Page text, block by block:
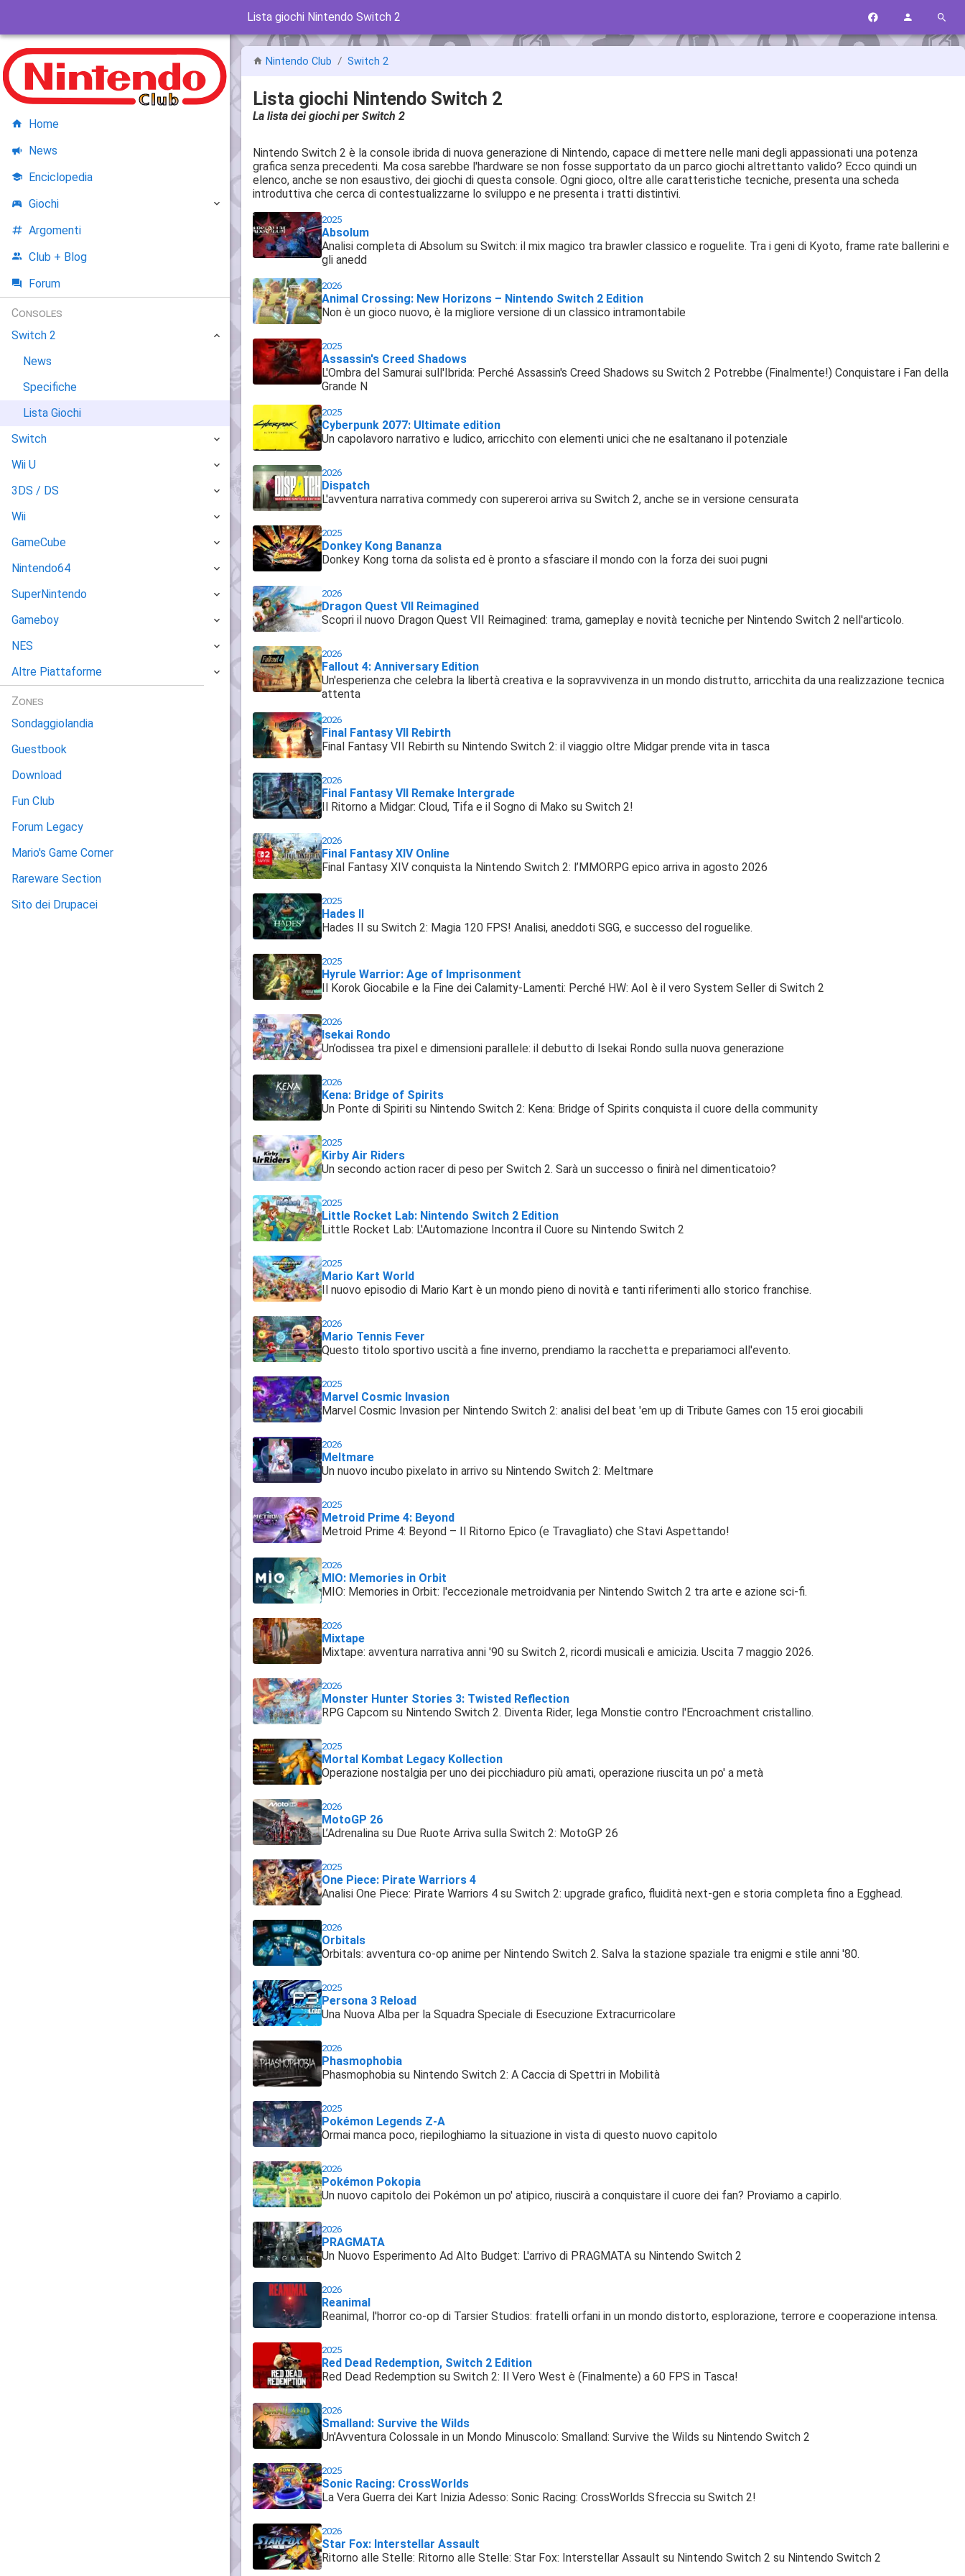
Lista giochi Nintendo Switch 2
Nintendo Club Switch 2
Lista giochi Nintendo Switch 2
La lista dei giochi per Switch 2
Nintendo Switch 2 è la console ibrida di nuova generazione di Nintendo, capace di mettere nelle mani degli appassionati una potenza
grafica senza precedenti. Ma cosa sarebbe l'hardware se non fosse supportato da un parco giochi altrettanto valido? Ecco quindi un
elenco, anche se non esaustivo, dei giochi di questa console. Ogni gioco, oltre alle caratteristiche tecniche, presenta una scheda
introduttiva che cerca di contestualizzarne lo sviluppo e ne presenta i tratti distintivi.
2025
Absolum
Analisi completa di Absolum su Switch: il mix magico tra brawler classico e roguelite. Tra i geni di Kyoto, frame rate ballerini e
gli anedd
2026
Animal Crossing: New Horizons – Nintendo Switch 2 Edition
Non è un gioco nuovo, è la migliore versione di un classico intramontabile
2025
Assassin's Creed Shadows
L'Ombra del Samurai sull'Ibrida: Perché Assassin's Creed Shadows su Switch 2 Potrebbe (Finalmente!) Conquistare i Fan della
Grande N
2025
Cyberpunk 2077: Ultimate edition
Un capolavoro narrativo e ludico, arricchito con elementi unici che ne esaltanano il potenziale
2026
Dispatch
L'avventura narrativa commedy con supereroi arriva su Switch 2, anche se in versione censurata
2025
Donkey Kong Bananza
Donkey Kong torna da solista ed è pronto a sfasciare il mondo con la forza dei suoi pugni
2026
Dragon Quest VII Reimagined
Scopri il nuovo Dragon Quest VII Reimagined: trama, gameplay e novità tecniche per Nintendo Switch 2 nell'articolo.
2026
Fallout 4: Anniversary Edition
Un'esperienza che celebra la libertà creativa e la sopravvivenza in un mondo distrutto, arricchita da una realizzazione tecnica
attenta
2026
Final Fantasy VII Rebirth
Final Fantasy VII Rebirth su Nintendo Switch 2: il viaggio oltre Midgar prende vita in tasca
2026
Final Fantasy VII Remake Intergrade
Il Ritorno a Midgar: Cloud, Tifa e il Sogno di Mako su Switch 2!
2026
Final Fantasy XIV Online
Final Fantasy XIV conquista la Nintendo Switch 2: l’MMORPG epico arriva in agosto 2026
2025
Hades II
Hades II su Switch 2: Magia 120 FPS! Analisi, aneddoti SGG, e successo del roguelike.
2025
Hyrule Warrior: Age of Imprisonment
Il Korok Giocabile e la Fine dei Calamity-Lamenti: Perché HW: AoI è il vero System Seller di Switch 2
2026
Isekai Rondo
Un’odissea tra pixel e dimensioni parallele: il debutto di Isekai Rondo sulla nuova generazione
2026
Kena: Bridge of Spirits
Un Ponte di Spiriti su Nintendo Switch 2: Kena: Bridge of Spirits conquista il cuore della community
2025
Kirby Air Riders
Un secondo action racer di peso per Switch 2. Sarà un successo o finirà nel dimenticatoio?
2025
Little Rocket Lab: Nintendo Switch 2 Edition
Little Rocket Lab: L'Automazione Incontra il Cuore su Nintendo Switch 2
2025
Mario Kart World
Il nuovo episodio di Mario Kart è un mondo pieno di novità e tanti riferimenti allo storico franchise.
2026
Mario Tennis Fever
Questo titolo sportivo uscità a fine inverno, prendiamo la racchetta e prepariamoci all'evento.
2025
Marvel Cosmic Invasion
Marvel Cosmic Invasion per Nintendo Switch 2: analisi del beat 'em up di Tribute Games con 15 eroi giocabili
2026
Meltmare
Un nuovo incubo pixelato in arrivo su Nintendo Switch 2: Meltmare
2025
Metroid Prime 4: Beyond
Metroid Prime 4: Beyond – Il Ritorno Epico (e Travagliato) che Stavi Aspettando!
2026
MIO: Memories in Orbit
MIO: Memories in Orbit: l'eccezionale metroidvania per Nintendo Switch 2 tra arte e azione sci-fi.
2026
Mixtape
Mixtape: avventura narrativa anni '90 su Switch 2, ricordi musicali e amicizia. Uscita 7 maggio 2026.
2026
Monster Hunter Stories 3: Twisted Reflection
RPG Capcom su Nintendo Switch 2. Diventa Rider, lega Monstie contro l'Encroachment cristallino.
2025
Mortal Kombat Legacy Kollection
Operazione nostalgia per uno dei picchiaduro più amati, operazione riuscita un po' a metà
2026
MotoGP 26
L’Adrenalina su Due Ruote Arriva sulla Switch 2: MotoGP 26
2025
One Piece: Pirate Warriors 4
Analisi One Piece: Pirate Warriors 4 su Switch 2: upgrade grafico, fluidità next-gen e storia completa fino a Egghead.
2026
Orbitals
Orbitals: avventura co-op anime per Nintendo Switch 2. Salva la stazione spaziale tra enigmi e stile anni '80.
2025
Persona 3 Reload
Una Nuova Alba per la Squadra Speciale di Esecuzione Extracurricolare
2026
Phasmophobia
Phasmophobia su Nintendo Switch 2: A Caccia di Spettri in Mobilità
2025
Pokémon Legends Z-A
Ormai manca poco, riepiloghiamo la situazione in vista di questo nuovo capitolo
2026
Pokémon Pokopia
Un nuovo capitolo dei Pokémon un po' atipico, riuscirà a conquistare il cuore dei fan? Proviamo a capirlo.
2026
PRAGMATA
Un Nuovo Esperimento Ad Alto Budget: L'arrivo di PRAGMATA su Nintendo Switch 2
2026
Reanimal
Reanimal, l'horror co-op di Tarsier Studios: fratelli orfani in un mondo distorto, esplorazione, terrore e cooperazione intensa.
2025
Red Dead Redemption, Switch 2 Edition
Red Dead Redemption su Switch 2: Il Vero West è (Finalmente) a 60 FPS in Tasca!
2026
Smalland: Survive the Wilds
Un'Avventura Colossale in un Mondo Minuscolo: Smalland: Survive the Wilds su Nintendo Switch 2
2025
Sonic Racing: CrossWorlds
La Vera Guerra dei Kart Inizia Adesso: Sonic Racing: CrossWorlds Sfreccia su Switch 2!
2026
Star Fox: Interstellar Assault
Ritorno alle Stelle: Ritorno alle Stelle: Star Fox: Interstellar Assault su Nintendo Switch 2 su Nintendo Switch 2
Home
News
Enciclopedia
Giochi
Argomenti
Club + Blog
Forum
Consoles
Switch 2
News
Specifiche
Lista Giochi
Switch
Wii U
3DS / DS
Wii
GameCube
Nintendo64
SuperNintendo
Gameboy
NES
Altre Piattaforme
Zones
Sondaggiolandia
Guestbook
Download
Fun Club
Forum Legacy
Mario's Game Corner
Rareware Section
Sito dei Drupacei